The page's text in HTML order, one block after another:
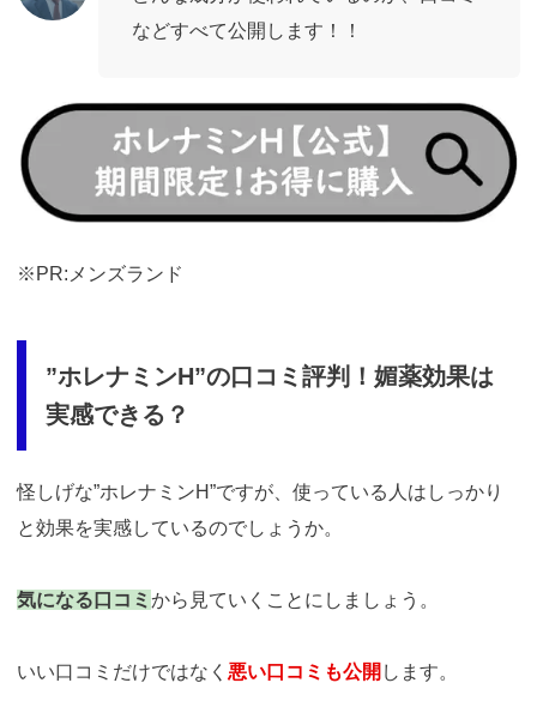
などすべて公開します！！
https://fam-
ad.com/ad/p/r?
_site=77933&_article=17259
※PR:メンズランド
”ホレナミンH”の口コミ評判！媚薬効果は
実感できる？
怪しげな”ホレナミンH”ですが、使っている人はしっかり
と効果を実感しているのでしょうか。
気になる口コミ から見ていくことにしましょう。
いい口コミだけではなく 悪い口コミも公開 します。